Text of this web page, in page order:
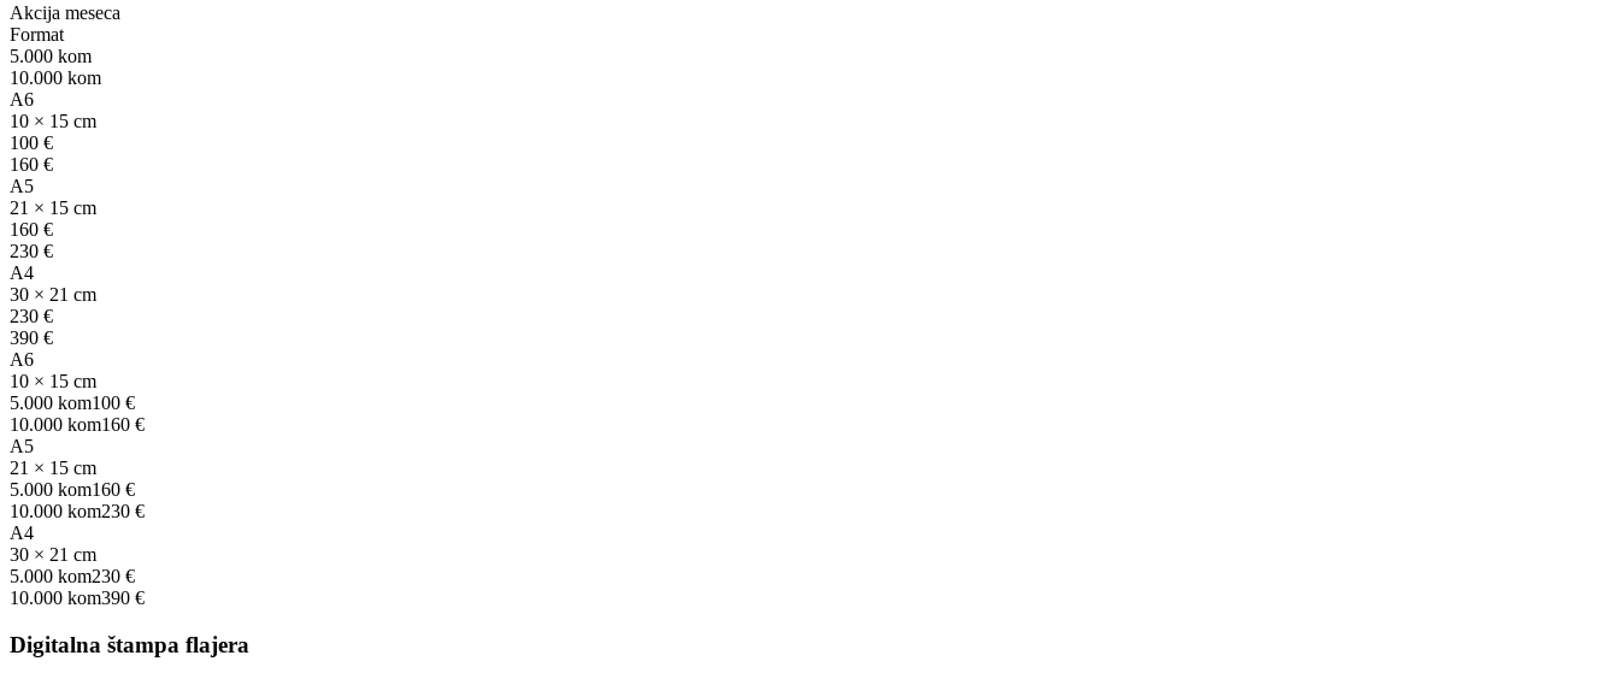
Akcija meseca
Format
5.000 kom
10.000 kom
A6
10 × 15 cm
100 €
160 €
A5
21 × 15 cm
160 €
230 €
A4
30 × 21 cm
230 €
390 €
A6
10 × 15 cm
5.000 kom100 €
10.000 kom160 €
A5
21 × 15 cm
5.000 kom160 €
10.000 kom230 €
A4
30 × 21 cm
5.000 kom230 €
10.000 kom390 €
Digitalna štampa flajera